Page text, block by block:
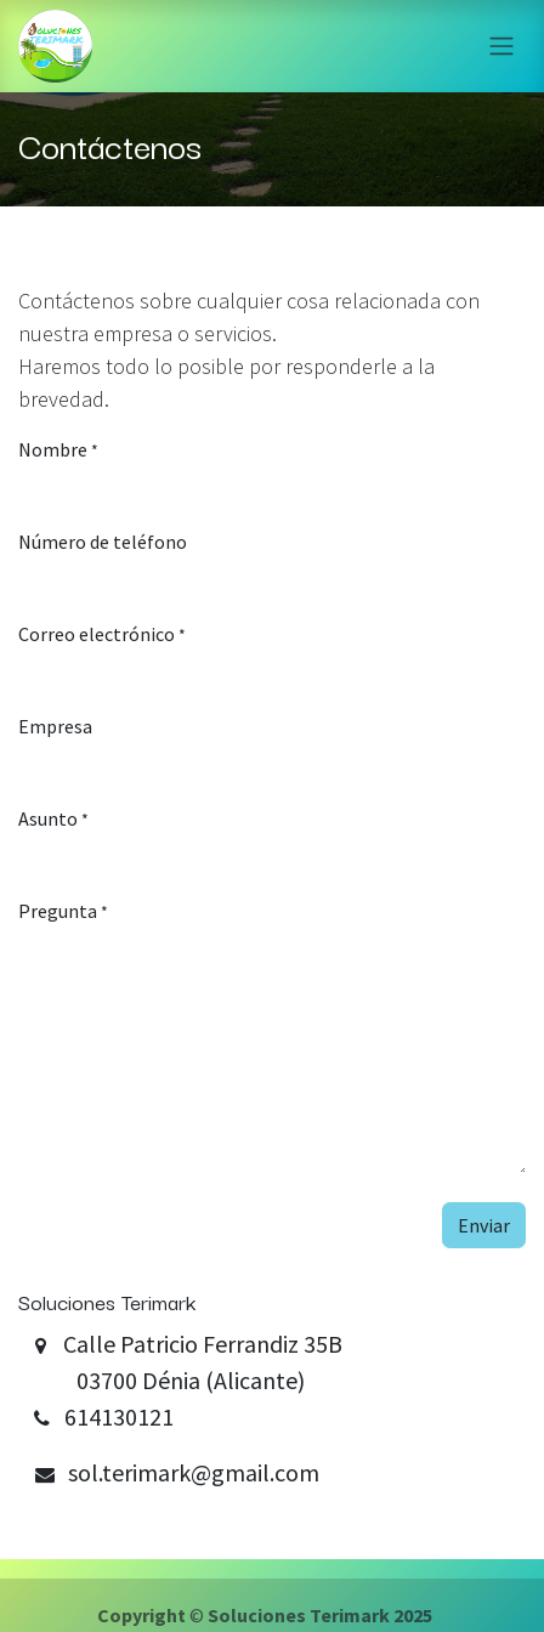
Ir al contenido
Contáctenos
Contáctenos sobre cualquier cosa relacionada con
nuestra empresa o servicios.
Haremos todo lo posible por responderle a la
brevedad.
Nombre *
Número de teléfono
Correo electrónico *
Empresa
Asunto *
Pregunta *
Enviar
Soluciones Terimark
Calle Patricio Ferrandiz 35B
03700 Dénia (Alicante)
614130121
sol.terimark@gmail.com
Copyright © Soluciones Terimark 2025